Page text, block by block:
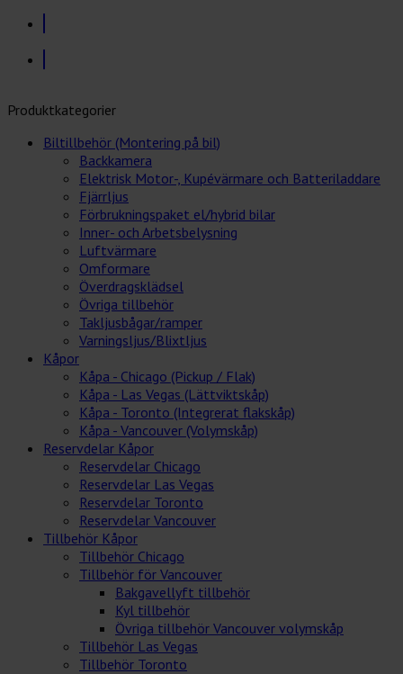
Produktkategorier
Biltillbehör (Montering på bil)
Backkamera
Elektrisk Motor-, Kupévärmare och Batteriladdare
Fjärrljus
Förbrukningspaket el/hybrid bilar
Inner- och Arbetsbelysning
Luftvärmare
Omformare
Överdragsklädsel
Övriga tillbehör
Takljusbågar/ramper
Varningsljus/Blixtljus
Kåpor
Kåpa - Chicago (Pickup / Flak)
Kåpa - Las Vegas (Lättviktskåp)
Kåpa - Toronto (Integrerat flakskåp)
Kåpa - Vancouver (Volymskåp)
Reservdelar Kåpor
Reservdelar Chicago
Reservdelar Las Vegas
Reservdelar Toronto
Reservdelar Vancouver
Tillbehör Kåpor
Tillbehör Chicago
Tillbehör för Vancouver
Bakgavellyft tillbehör
Kyl tillbehör
Övriga tillbehör Vancouver volymskåp
Tillbehör Las Vegas
Tillbehör Toronto